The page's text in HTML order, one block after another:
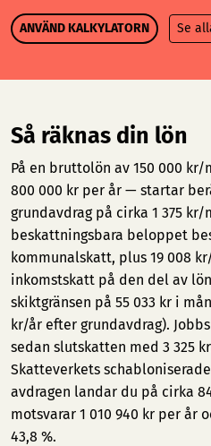
ANVÄND KALKYLATORN Se
Så räknas din lön
På en bruttolön av 150 000
800 000 kr per år — startar
grundavdrag på cirka 1 375 kr/
beskattningsbara beloppet
kommunalskatt, plus 19 008
inkomstskatt på den del av
skiktgränsen på 55 033 kr i
kr/år efter grundavdrag).
sedan slutskatten med 3 325
Skatteverkets
avdragen landar du på cirka
motsvarar 1 010 940 kr per år
43,8 %.